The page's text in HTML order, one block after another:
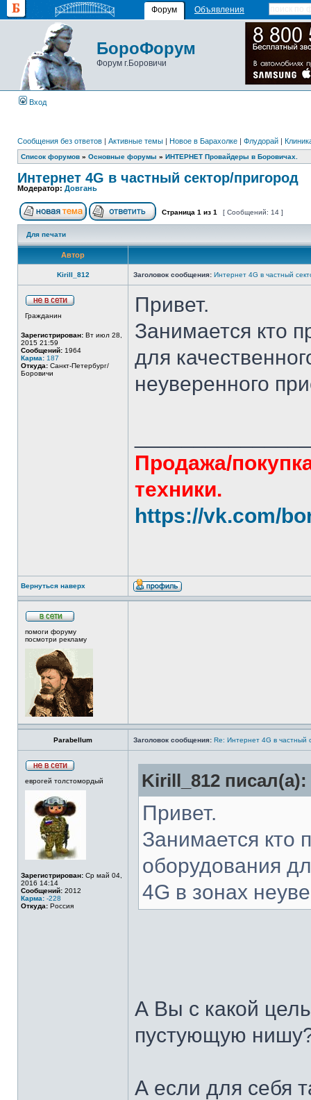
Форум Объявления
БороФорум
Форум г.Боровичи
Вход
Сообщения без ответов | Активные темы | Новое в Барахолке | Флудорай |
Список форумов » Основные форумы » ИНТЕРНЕТ Провайдеры в Боровичах.
Интернет 4G в частный сектор/пригород
Модератор: Довгань
Страница 1 из 1 [ Сообщений: 14 ]
Для печати
Автор
Kirill_812 Заголовок сообщения: Интернет 4G в частный
Гражданин
Зарегистрирован: Вт июл 28,
2015 21:59
Сообщений: 1964
Карма: 187
Откуда: Санкт-Петербург/
Боровичи
Привет.
Занимается кто
для
неуверенного
Продажа/
техники.
https://vk.com/
Вернуться наверх
помоги форуму
посмотри рекламу
Parabellum Заголовок сообщения: Re: Интернет 4G в частный
еврогей толстомордый
Зарегистрирован: Ср май 04,
2016 14:14
Сообщений: 2012
Карма: -228
Откуда: Россия
Kirill_812 писал(а):
Привет.
Занимается кто
оборудования
4G в зонах
А Вы с какой
пустующую
А если для себя